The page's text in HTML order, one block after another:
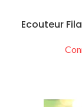
Ecouteur